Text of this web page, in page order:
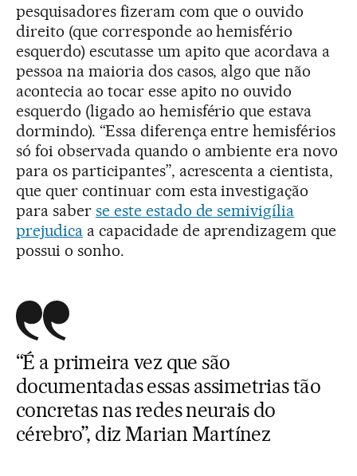
pesquisadores fizeram com que o ouvido
direito (que corresponde ao hemisfério
esquerdo) escutasse um apito que acordava a
pessoa na maioria dos casos, algo que não
acontecia ao tocar esse apito no ouvido
esquerdo (ligado ao hemisfério que estava
dormindo). “Essa diferença entre hemisférios
só foi observada quando o ambiente era novo
para os participantes”, acrescenta a cientista,
que quer continuar com esta investigação
para saber se este estado de semivigília
prejudicaa capacidade de aprendizagem que
possui o sonho.
“É a primeira vez que são
documentadas essas assimetrias tão
concretas nas redes neurais do
cérebro”, diz Marian Martínez